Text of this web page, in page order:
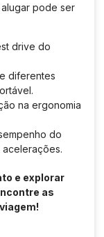
pode ser
drive do
diferentes
na ergonomia
do
e explorar
as